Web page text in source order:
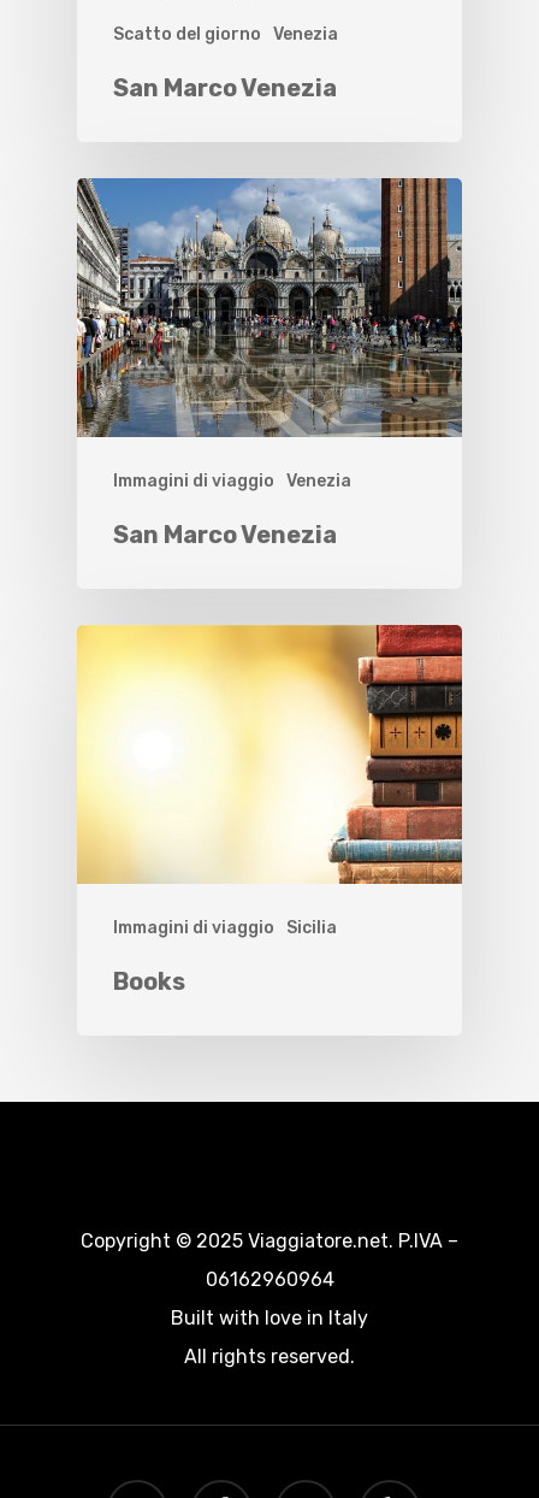
Scatto del giorno Venezia
San Marco Venezia
Immagini di viaggio Venezia
San Marco Venezia
Immagini di viaggio Sicilia
Books
Copyright © 2025 Viaggiatore.net. P.IVA –
06162960964
Built with love in Italy
All rights reserved.
twitter facebook google- yelp